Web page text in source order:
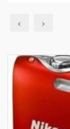
‹
›